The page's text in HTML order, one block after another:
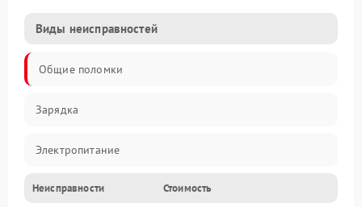
Виды неисправностей
Общие поломки
Зарядка
Электропитание
Экран и изображение
Неисправности Стоимость